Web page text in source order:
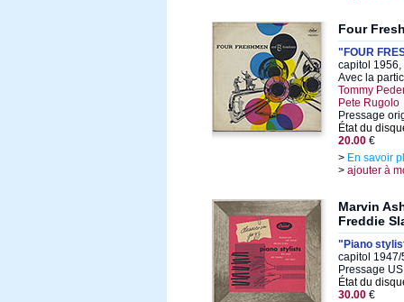
Four
"FOUR
capitol 1956,
Avec la
Tommy
Pete Rugolo
Pressage
État du
20.00 €
> En savoir
> ajouter à
Marvin
Freddie
"Piano
capitol 1947/
Pressage
État du
30.00 €